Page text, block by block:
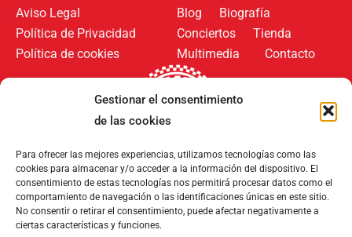
Gestionar el consentimiento
de las cookies
Para ofrecer las mejores experiencias, utilizamos tecnologías como las
cookies para almacenar y/o acceder a la información del dispositivo. El
consentimiento de estas tecnologías nos permitirá procesar datos como el
comportamiento de navegación o las identificaciones únicas en este sitio.
No consentir o retirar el consentimiento, puede afectar negativamente a
ciertas características y funciones.
Aviso Legal
Política de Privacidad
Política de cookies
Blog
Biografía
Conciertos
Tienda
Multimedia
Contacto
Síguenos en: Metodos de pago: